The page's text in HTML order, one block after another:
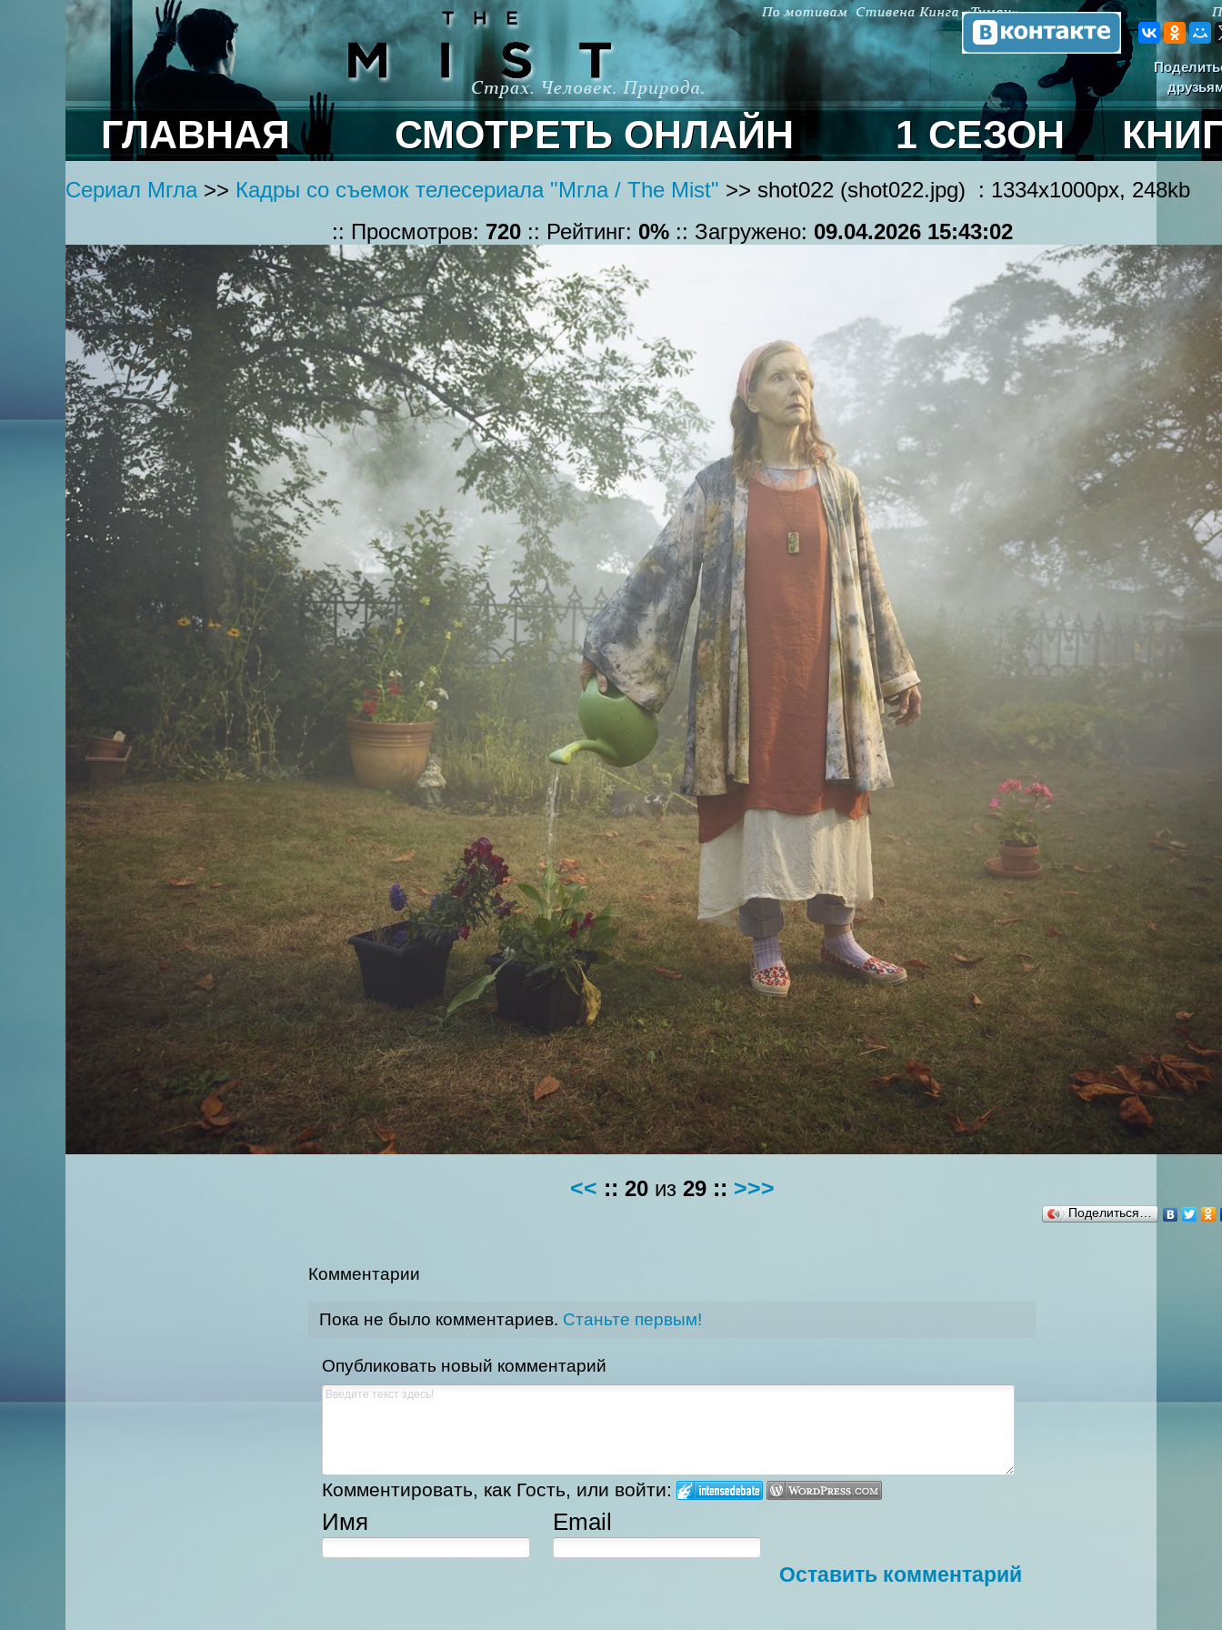
ГЛАВНАЯ СМОТРЕТЬ ОНЛАЙН 1 СЕЗОН
Сериал Мгла >> Кадры со съемок телесериала "Мгла / The Mist" >> shot022 (shot022.jpg) : 1334x1000px, 248kb
:: Просмотров: 720:: Рейтинг: 0%:: Загружено: 09.04.2026 15:43:02
<< :: 20из 29 :: >>>
Поделиться…
Комментарии
Пока не было комментариев. Станьте первым!
Опубликовать новый комментарий
Комментировать, как Гость, или войти:
Имя Email
Оставить комментарий